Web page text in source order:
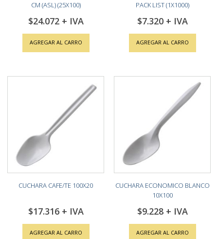
CM (ASL) (25X100)
$24.072
AGREGAR AL CARRO
PACK LIST (1X1000)
$7.320
AGREGAR AL CARRO
CUCHARA CAFE/TE 100X20
$17.316
AGREGAR AL CARRO
CUCHARA ECONOMICO BLANCO
10X100
$9.228
AGREGAR AL CARRO